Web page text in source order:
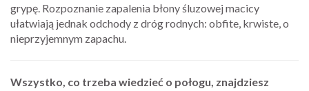
grypę. Rozpoznanie zapalenia błony śluzowej macicy
ułatwiają jednak odchody z dróg rodnych: obfite, krwiste, o
nieprzyjemnym zapachu.
Wszystko, co trzeba wiedzieć o połogu, znajdziesz